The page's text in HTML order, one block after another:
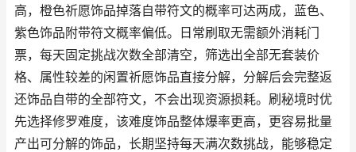
高，橙色祈愿饰品掉落自带符文的概率可达两成，蓝色、
紫色饰品附带符文概率偏低。日常刷取无需额外消耗门
票，每天固定挑战次数全部清空，筛选出全部无套装价
格、属性较差的闲置祈愿饰品直接分解，分解后会完整返
还饰品自带的全部符文，不会出现资源损耗。刷秘境时优
先选择修罗难度，该难度饰品整体爆率更高，更容易批量
产出可分解的饰品，长期坚持每天满次数挑战，能够稳定